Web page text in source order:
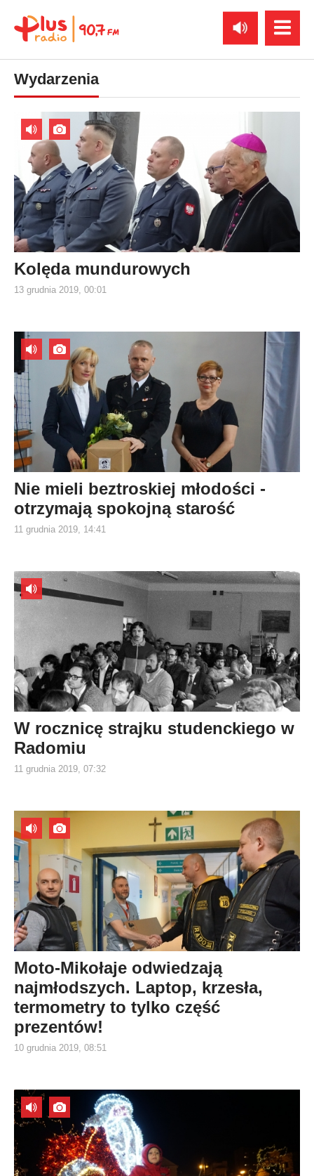
Wydarzenia
Kolęda mundurowych
13 grudnia 2019, 00:01
Nie mieli beztroskiej młodości -
otrzymają spokojną starość
11 grudnia 2019, 14:41
W rocznicę strajku studenckiego w
Radomiu
11 grudnia 2019, 07:32
Moto-Mikołaje odwiedzają
najmłodszych. Laptop, krzesła,
termometry to tylko część
prezentów!
10 grudnia 2019, 08:51